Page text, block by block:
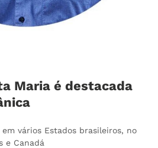
Maria é destacada
vários Estados brasileiros, no
e Canadá